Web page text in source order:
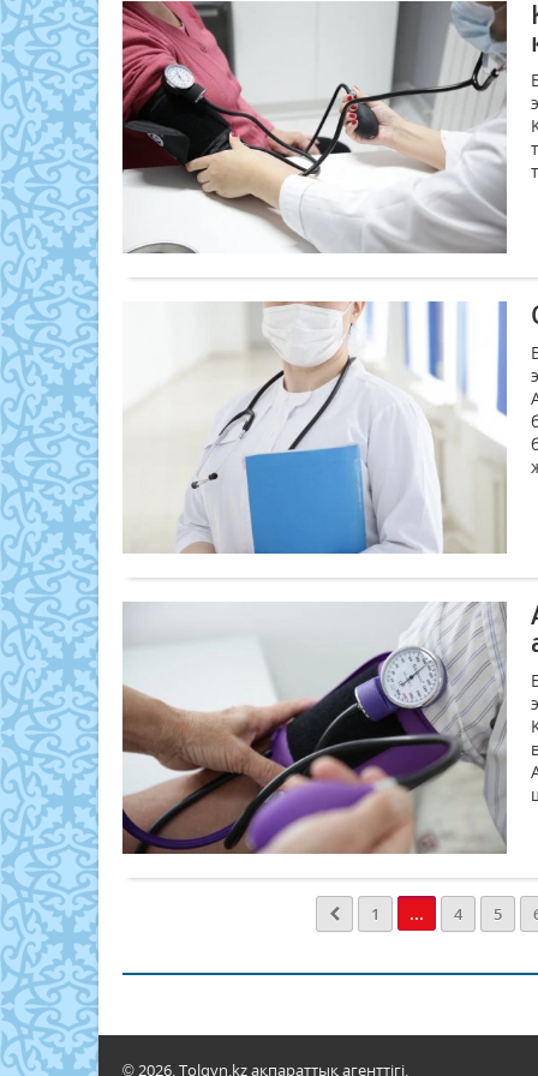
1 ... 4 5
© 2026. Tolqyn.kz ақпараттық агенттігі.